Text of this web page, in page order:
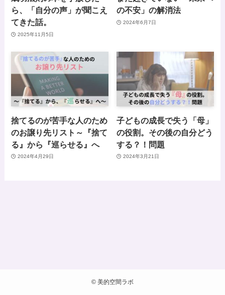
ら、「自分の声」が聞こえ
てきた話。
2025年11月5日
の不安」の解消法
2024年6月7日
捨てるのが苦手な人のため
のお譲り先リスト～『捨て
る』から『巡らせる』へ
2024年4月29日
子どもの成長で失う「母」
の役割。その後の自分どう
する？！問題
2024年3月21日
© 美的空間ラボ